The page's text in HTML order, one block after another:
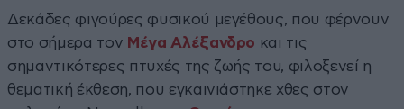
Δεκάδες φιγούρες φυσικού μεγέθους, που φέρνουν
στο σήμερα τον Μέγα Αλέξανδρο και τις
σημαντικότερες πτυχές της ζωής του, φιλοξενεί η
θεματική έκθεση, που εγκαινιάστηκε χθες στον